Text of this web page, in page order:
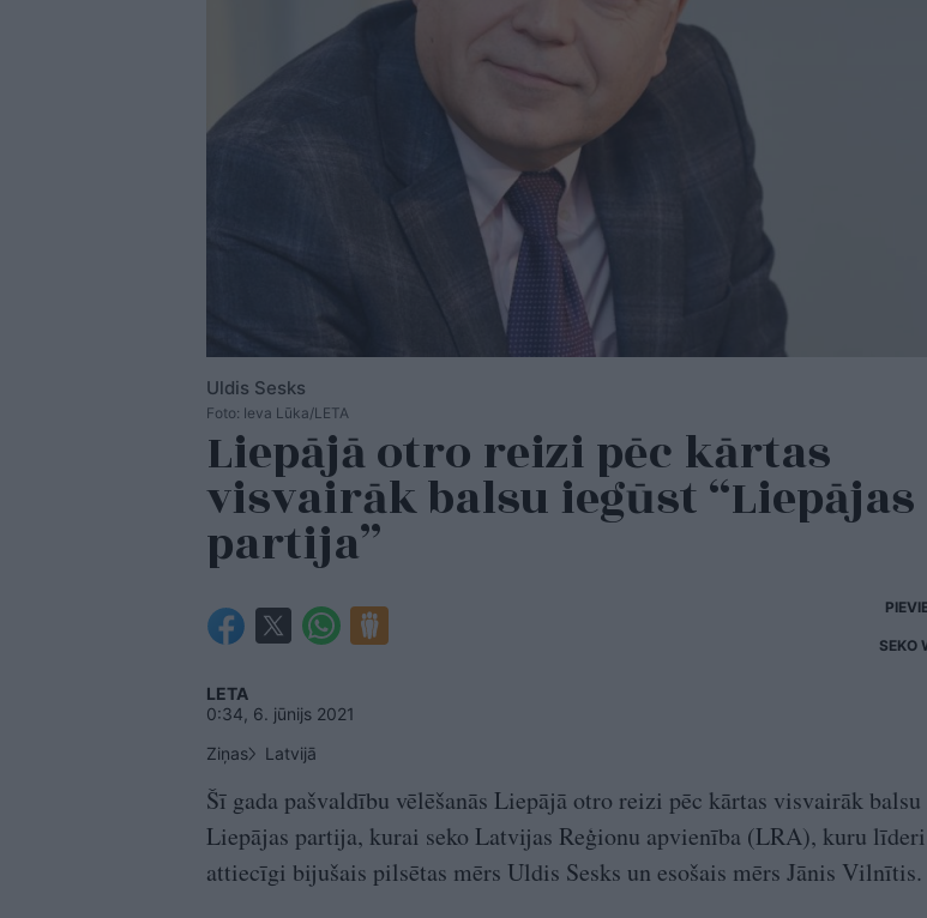
Uldis Sesks
Foto: Ieva Lūka/LETA
Liepājā otro reizi pēc kārtas
visvairāk balsu iegūst “Liepājas
partija”
SEKO
LETA
0:34, 6. jūnijs 2021
Ziņas
Latvijā
Šī gada pašvaldību vēlēšanās Liepājā otro reizi pēc kārtas visvairāk
Liepājas partija, kurai seko Latvijas Reģionu apvienība (LRA), kuru
attiecīgi bijušais pilsētas mērs Uldis Sesks un esošais mērs Jānis Vilnītis.